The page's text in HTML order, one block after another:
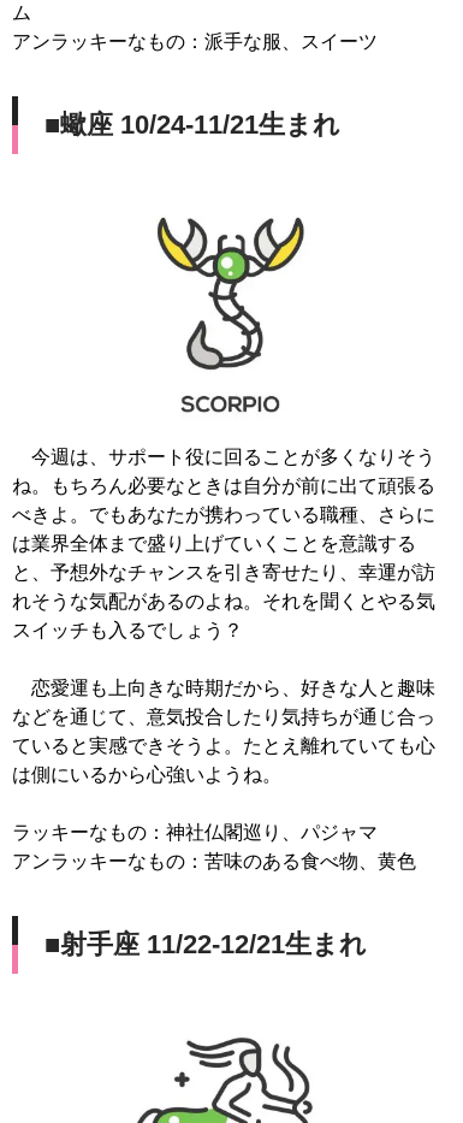
ム
アンラッキーなもの：派手な服、スイーツ
■蠍座 10/24-11/21生まれ
今週は、サポート役に回ることが多くなりそう
ね。もちろん必要なときは自分が前に出て頑張る
べきよ。でもあなたが携わっている職種、さらに
は業界全体まで盛り上げていくことを意識する
と、予想外なチャンスを引き寄せたり、幸運が訪
れそうな気配があるのよね。それを聞くとやる気
スイッチも入るでしょう？
恋愛運も上向きな時期だから、好きな人と趣味
などを通じて、意気投合したり気持ちが通じ合っ
ていると実感できそうよ。たとえ離れていても心
は側にいるから心強いようね。
ラッキーなもの：神社仏閣巡り、パジャマ
アンラッキーなもの：苦味のある食べ物、黄色
■射手座 11/22-12/21生まれ